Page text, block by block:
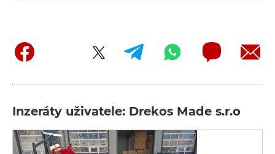
Inzeráty uživatele: Drekos Made s.r.o